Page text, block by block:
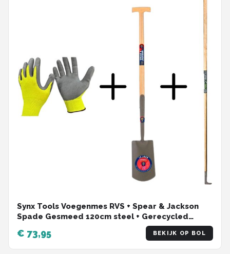
Synx Tools Voegenmes RVS + Spear & Jackson
Spade Gesmeed 120cm steel + Gerecycled
Tuinhandschoenen Maat S – Small –
Voegenkrabber met steel 150cm
€ 73,95 BEKIJK OP BOL